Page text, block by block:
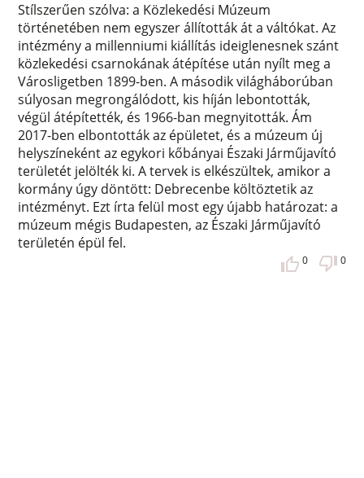
Stílszerűen szólva: a Közlekedési Múzeum
történetében nem egyszer állították át a váltókat. Az
intézmény a millenniumi kiállítás ideiglenesnek szánt
közlekedési csarnokának átépítése után nyílt meg a
Városligetben 1899-ben. A második világháborúban
súlyosan megrongálódott, kis híján lebontották,
végül átépítették, és 1966-ban megnyitották. Ám
2017-ben elbontották az épületet, és a múzeum új
helyszíneként az egykori kőbányai Északi Járműjavító
területét jelölték ki. A tervek is elkészültek, amikor a
kormány úgy döntött: Debrecenbe költöztetik az
intézményt. Ezt írta felül most egy újabb határozat: a
múzeum mégis Budapesten, az Északi Járműjavító
területén épül fel.
0 0